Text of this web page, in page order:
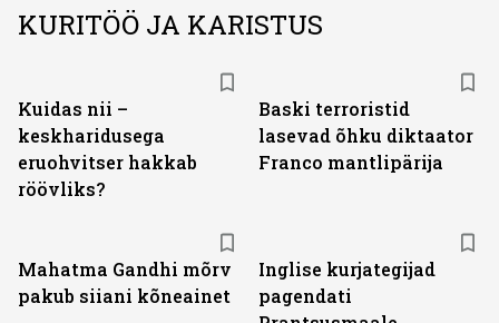
KURITÖÖ JA KARISTUS
Kuidas nii –
keskharidusega
eruohvitser hakkab
röövliks?
Baski terroristid
lasevad õhku diktaator
Franco mantlipärija
Mahatma Gandhi mõrv
pakub siiani kõneainet
Inglise kurjategijad
pagendati